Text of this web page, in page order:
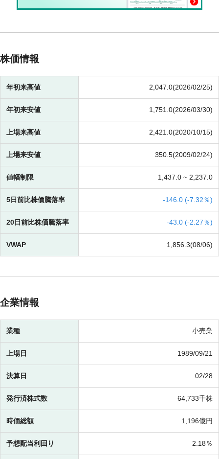
株価情報
年初来高値 2,047.0(2026/02/25)
年初来安値 1,751.0(2026/03/30)
上場来高値 2,421.0(2020/10/15)
上場来安値 350.5(2009/02/24)
値幅制限 1,437.0 ~ 2,237.0
5日前比株価騰落率 -146.0 (-7.32％)
20日前比株価騰落率 -43.0 (-2.27％)
VWAP 1,856.3(08/06)
企業情報
業種 小売業
上場日 1989/09/21
決算日 02/28
発行済株式数 64,733千株
時価総額 1,196億円
予想配当利回り 2.18％